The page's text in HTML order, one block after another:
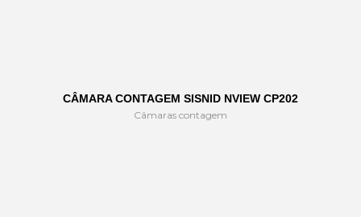
CÂMARA CONTAGEM SISNID NVIEW CP202
Câmaras contagem